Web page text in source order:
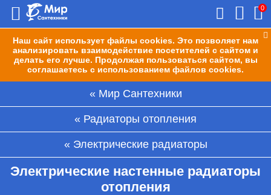
Наш сайт использует файлы cookies. Это позволяет нам
анализировать взаимодействие посетителей с сайтом и
делать его лучше. Продолжая пользоваться сайтом, вы
соглашаетесь с использованием файлов cookies.
0
Мир Сантехники
Радиаторы отопления
Электрические радиаторы
Электрические настенные радиаторы
отопления